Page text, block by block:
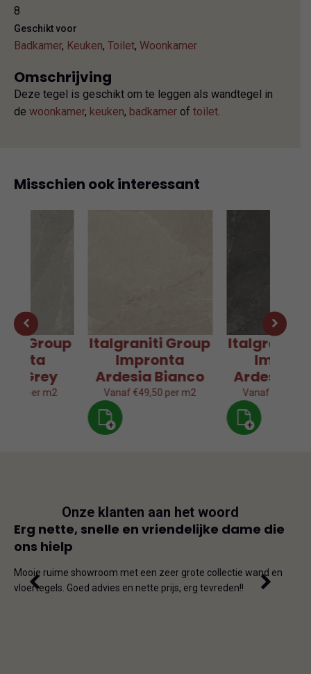
8
Geschikt voor
Badkamer, Keuken, Toilet, Woonkamer
Omschrijving
Deze tegel is geschikt om te leggen als wandtegel in
de woonkamer, keuken, badkamer of toilet
Misschien ook interessant
Group
Grey
per m2
Italgraniti Group
Impronta
Ardesia Bianco
Vanaf €49,50 per m2
+
Italgraniti
Ardesia
Vanaf €49,50
+
Onze klanten aan het woord
Erg nette, snelle en vriendelijke dame die
ons hielp
Mooie ruime showroom met een zeer grote collectie wand en
vloertegels. Goed advies en nette prijs, erg tevreden!!